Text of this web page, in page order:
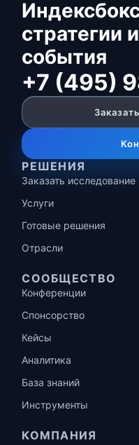
стратегии
события
+7 (495)
РЕШЕНИЯ
Заказать исследование
Услуги
Готовые решения
Отрасли
СООБЩЕСТВО
Конференции
Спонсорство
Кейсы
Аналитика
База знаний
Инструменты
КОМПАНИЯ